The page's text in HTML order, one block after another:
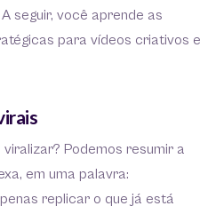
seguir, você aprende as
para vídeos criativos e
Podemos resumir a
em uma palavra:
replicar o que já está